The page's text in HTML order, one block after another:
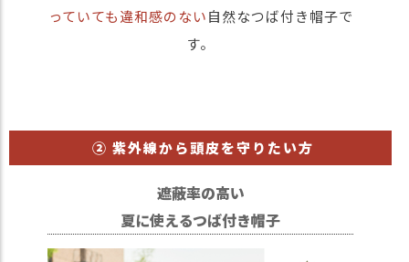
っていても違和感のない自然なつば付き帽子で
す。
② 紫外線から頭皮を守りたい方
遮蔽率の高い
夏に使えるつば付き帽子